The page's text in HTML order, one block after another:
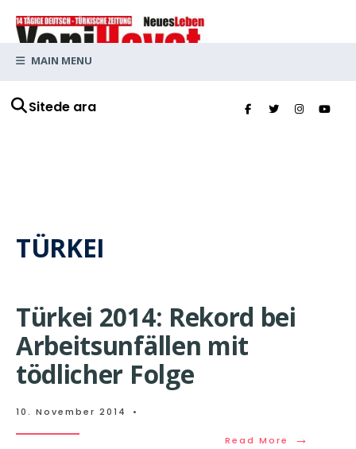
Sitede ara
MAIN MENU
TÜRKEI
Türkei 2014: Rekord bei
Arbeitsunfällen mit
tödlicher Folge
10. November 2014 •
Read More →